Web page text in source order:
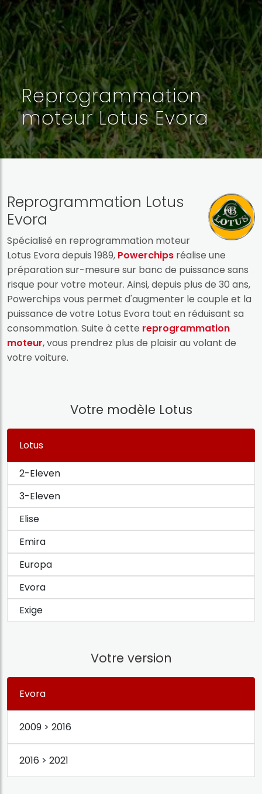
Reprogrammation
moteur Lotus Evora
Reprogrammation Lotus
Evora
Spécialisé en reprogrammation moteur
Lotus Evora depuis 1989, Powerchips réalise une
préparation sur-mesure sur banc de puissance sans
risque pour votre moteur. Ainsi, depuis plus de 30 ans,
Powerchips vous permet d'augmenter le couple et la
puissance de votre Lotus Evora tout en réduisant sa
consommation. Suite à cette reprogrammation
moteur, vous prendrez plus de plaisir au volant de
votre voiture.
Votre modèle Lotus
Lotus
2-Eleven
3-Eleven
Elise
Emira
Europa
Evora
Exige
Votre version
Evora
2009 > 2016
2016 > 2021